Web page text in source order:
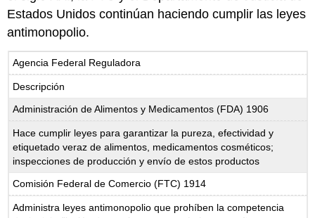
Estados Unidos continúan haciendo cumplir las leyes
antimonopolio.
Agencia Federal Reguladora
Descripción
Administración de Alimentos y Medicamentos (FDA) 1906
Hace cumplir leyes para garantizar la pureza, efectividad y
etiquetado veraz de alimentos, medicamentos cosméticos;
inspecciones de producción y envío de estos productos
Comisión Federal de Comercio (FTC) 1914
Administra leyes antimonopolio que prohíben la competencia